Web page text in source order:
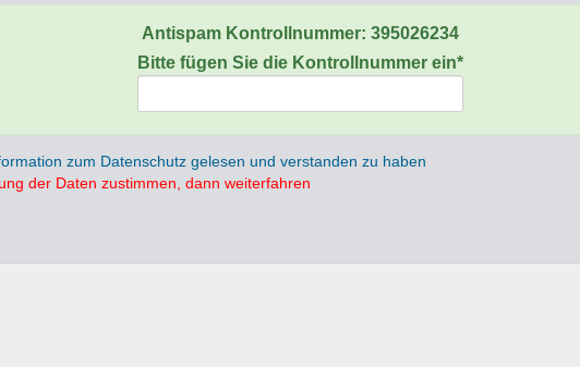
Antispam Kontrollnummer:395026234
Bitte fügen Sie die Kontrollnummer ein*
zum Datenschutz gelesen und verstanden zu haben
der Daten zustimmen, dann weiterfahren